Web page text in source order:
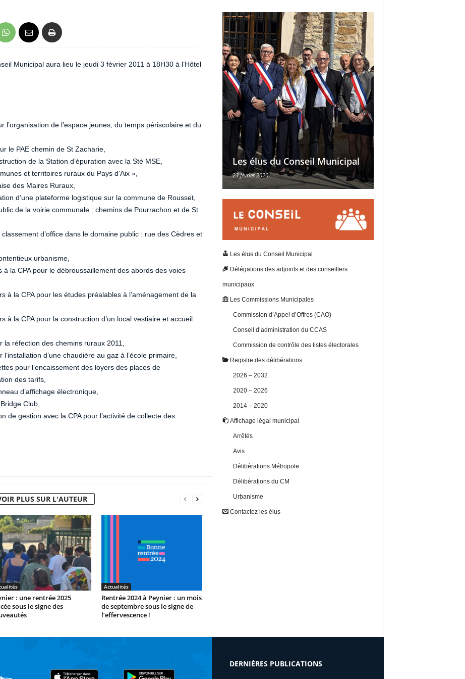
Municipal aura lieu le jeudi 3 février 2011 à 18H30 à l’Hôtel
l’organisation de l’espace jeunes, du temps périscolaire et du
le PAE chemin de St Zacharie,
de la Station d’épuration avec la Sté MSE,
et territoires ruraux du Pays d’Aix »,
des Maires Ruraux,
d’une plateforme logistique sur la commune de Rousset,
de la voirie communale : chemins de Pourrachon et de St
d’office dans le domaine public : rue des Cèdres et
urbanisme,
la CPA pour le débroussaillement des abords des voies
à la CPA pour les études préalables à l’aménagement de la
à la CPA pour la construction d’un local vestiaire et accueil
réfection des chemins ruraux 2011,
d’une chaudière au gaz à l’école primaire,
pour l’encaissement des loyers des places de
des tarifs,
d’affichage électronique,
Club,
de gestion avec la CPA pour l’activité de collecte des
PLUS SUR L'AUTEUR
: une rentrée 2025
sous le signe des
Actualités
Rentrée 2024 à Peynier : un mois
de septembre sous le signe de
l’effervescence !
Les élus du Conseil Municipal
23 février 2020
Les élus du Conseil Municipal
Délégations des adjoints et des conseillers
municipaux
Les Commissions Municipales
Commission d’Appel d’Offres (CAO)
Conseil d’administration du CCAS
Commission de contrôle des listes électorales
Registre des délibérations
2026 – 2032
2020 – 2026
2014 – 2020
Affichage légal municipal
Arrêtés
Avis
Délibérations Métropole
Délibérations du CM
Urbanisme
Contactez les élus
DERNIÈRES PUBLICATIONS